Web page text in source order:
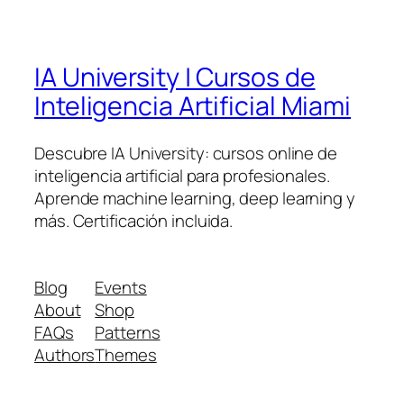
IA University | Cursos de
Inteligencia Artificial Miami
Descubre IA University: cursos online de
inteligencia artificial para profesionales.
Aprende machine learning, deep learning y
más. Certificación incluida.
Blog
About
FAQs
Authors
Events
Shop
Patterns
Themes